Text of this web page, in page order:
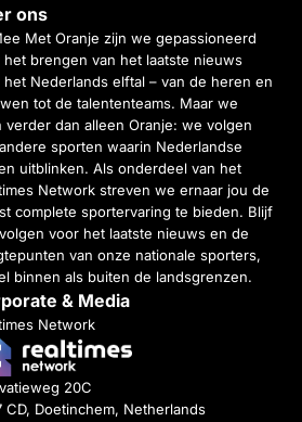
ons
Met Oranje zijn we gepassioneerd
het brengen van het laatste nieuws
het Nederlands elftal – van de heren en
tot de talententeams. Maar we
verder dan alleen Oranje: we volgen
sporten waarin Nederlandse
uitblinken. Als onderdeel van het
Network streven we ernaar jou de
complete sportervaring te bieden. Blijf
voor het laatste nieuws en de
van onze nationale sporters,
binnen als buiten de landsgrenzen.
& Media
Network
20C
CD, Doetinchem, Netherlands